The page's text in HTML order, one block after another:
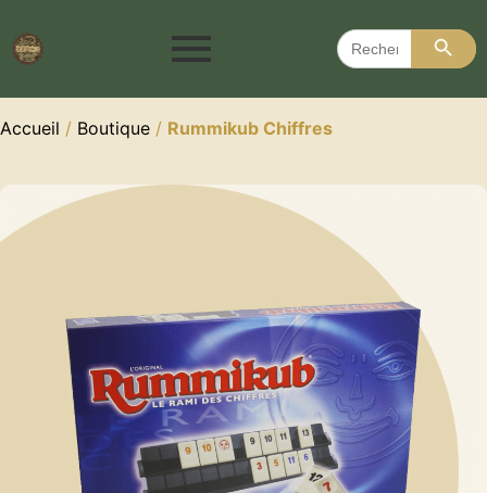
Search
for:
Search
Accueil / Boutique / Rummikub Chiffres